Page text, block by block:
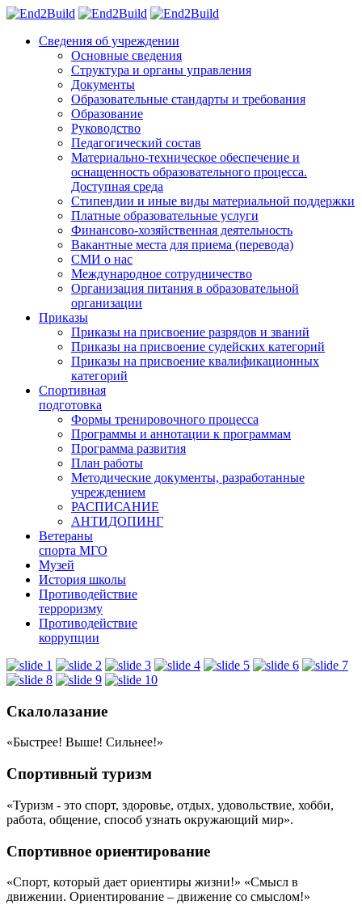
Сведения об учреждении
Основные сведения
Структура и органы управления
Документы
Образовательные стандарты и требования
Образование
Руководство
Педагогический состав
Материально-техническое обеспечение и
оснащенность образовательного процесса.
Доступная среда
Стипендии и иные виды материальной поддержки
Платные образовательные услуги
Финансово-хозяйственная деятельность
Вакантные места для приема (перевода)
СМИ о нас
Международное сотрудничество
Организация питания в образовательной
организации
Приказы
Приказы на присвоение разрядов и званий
Приказы на присвоение судейских категорий
Приказы на присвоение квалификационных
категорий
Спортивная
подготовка
Формы тренировочного процесса
Программы и аннотации к программам
Программа развития
План работы
Методические документы, разработанные
учреждением
РАСПИСАНИЕ
АНТИДОПИНГ
Ветераны
спорта МГО
Музей
История школы
Противодействие
терроризму
Противодействие
коррупции
Скалолазание
«Быстрее! Выше! Сильнее!»
Спортивный туризм
«Туризм - это спорт, здоровье, отдых, удовольствие, хобби,
работа, общение, способ узнать окружающий мир».
Спортивное ориентирование
«Спорт, который дает ориентиры жизни!» «Смысл в
движении. Ориентирование – движение со смыслом!»